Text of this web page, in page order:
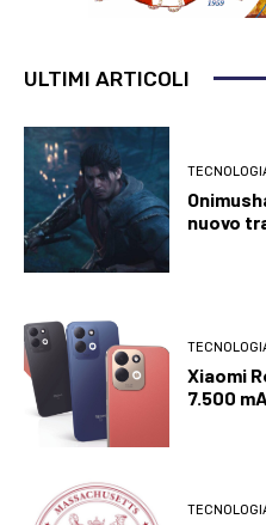
ULTIMI ARTICOLI
nuovo
Xiaomi
7.500